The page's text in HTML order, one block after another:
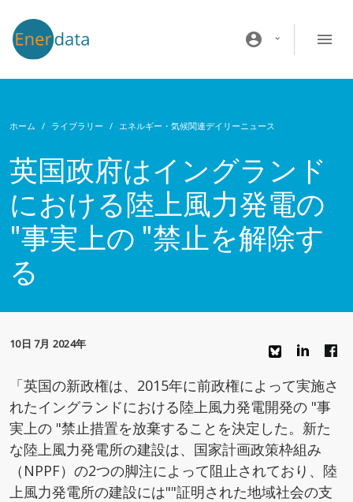
account_circle
ホーム ライブラリー エネルギー・気候関連デイリーニュース
英国政府はイングランド
における陸上風力発電の
"事実上の "禁止を解除す
る
10日 7月 2024年
「英国の新政権は、2015年に前政権によって実施さ
れたイングランドにおける陸上風力発電開発の "事
実上の "禁止措置を放棄することを決定した。新た
な陸上風力発電所の建設は、国家計画政策枠組み
（NPPF）の2つの脚注によって阻止されており、陸
上風力発電所の建設には""証明された地域社会の支